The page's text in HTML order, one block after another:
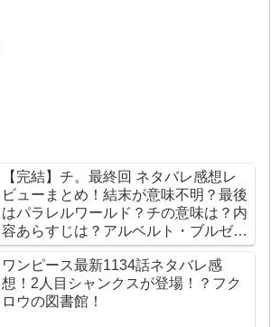
【完結】チ。最終回 ネタバレ感想レ
ビューまとめ！結末が意味不明？最後
はパラレルワールド？チの意味は？内
容あらすじは？アルベルト・ブルゼフ
スキとは？【総合評価評判】【地球の
運動について】
ワンピース最新1134話ネタバレ感
想！2人目シャンクスが登場！？フク
ロウの図書館！